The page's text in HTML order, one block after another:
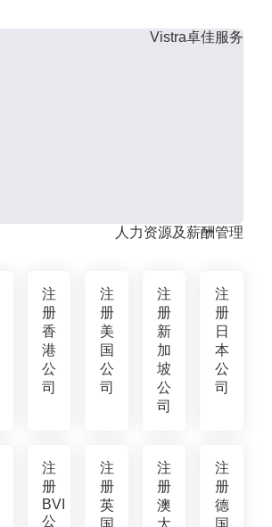
Vistra卓佳服务
人力资源及薪酬管理
注
册
香
港
公
司
注
册
美
国
公
司
注
册
新
加
坡
公
司
注
册
日
本
公
司
注
册
BVI
公
注
册
英
国
注
册
澳
大
注
册
德
国